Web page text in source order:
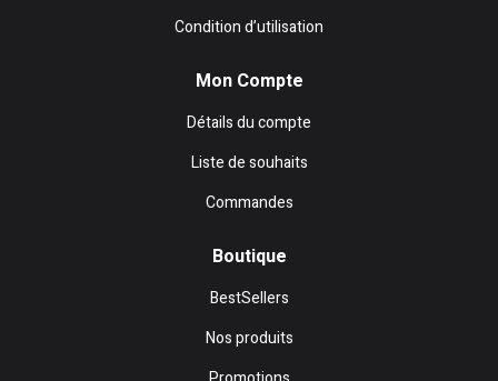
Condition d’utilisation
Mon Compte
Détails du compte
Liste de souhaits
Commandes
Boutique
BestSellers
Nos produits